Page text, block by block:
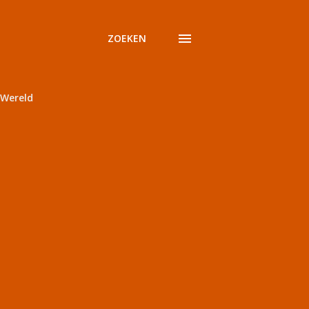
ZOEKEN